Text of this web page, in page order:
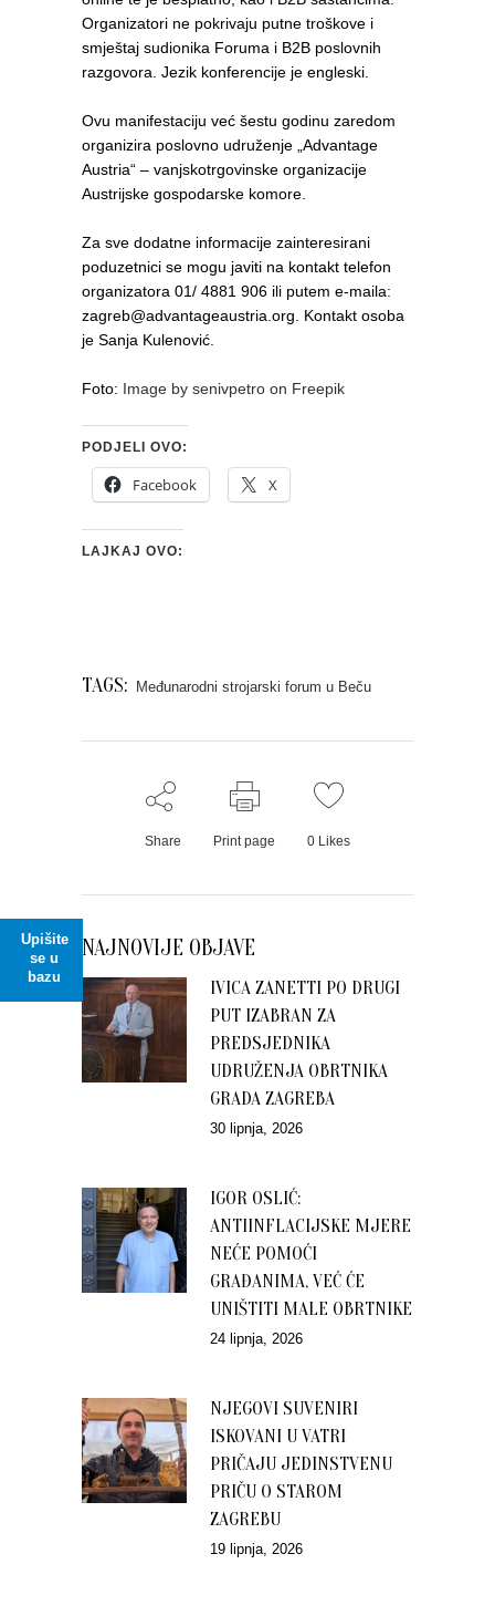
Upišite
se u
bazu
Organizatori ne pokrivaju putne troškove i
smještaj sudionika Foruma i B2B poslovnih
razgovora. Jezik konferencije je engleski.
Ovu manifestaciju već šestu godinu zaredom
organizira poslovno udruženje „Advantage
Austria“ – vanjskotrgovinske organizacije
Austrijske gospodarske komore.
Za sve dodatne informacije zainteresirani
poduzetnici se mogu javiti na kontakt telefon
organizatora 01/ 4881 906 ili putem e-maila:
zagreb@advantageaustria.org. Kontakt osoba
je Sanja Kulenović.
Foto: Image by senivpetro on Freepik
PODJELI OVO:
Facebook X
LAJKAJ OVO:
TAGS: Međunarodni strojarski forum u Beču
Share Print page 0 Likes
NAJNOVIJE OBJAVE
IVICA ZANETTI PO DRUGI
PUT IZABRAN ZA
PREDSJEDNIKA
UDRUŽENJA OBRTNIKA
GRADA ZAGREBA
30 lipnja, 2026
IGOR OSLIĆ:
ANTIINFLACIJSKE MJERE
NEĆE POMOĆI
GRAĐANIMA, VEĆ ĆE
UNIŠTITI MALE OBRTNIKE
24 lipnja, 2026
NJEGOVI SUVENIRI
ISKOVANI U VATRI
PRIČAJU JEDINSTVENU
PRIČU O STAROM
ZAGREBU
19 lipnja, 2026